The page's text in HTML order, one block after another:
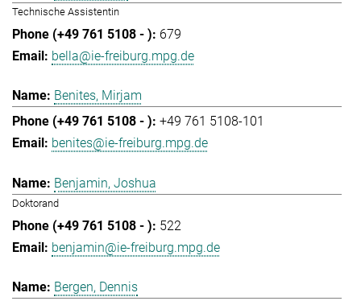
Technische Assistentin
679
bella@ie-freiburg.mpg.de
Benites, Mirjam
+49 761 5108-101
benites@ie-freiburg.mpg.de
Benjamin, Joshua
Doktorand
522
benjamin@ie-freiburg.mpg.de
Bergen, Dennis